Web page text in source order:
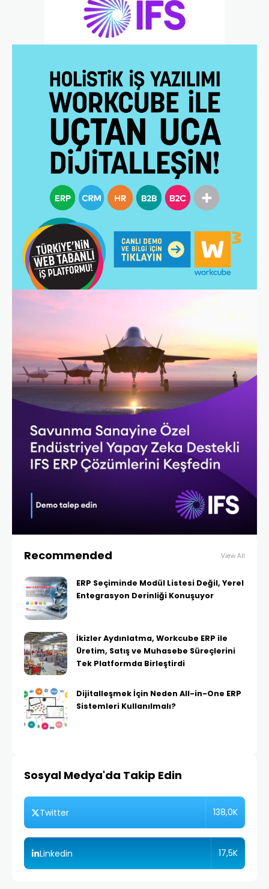
Recommended View All
ERP Seçiminde Modül Listesi Değil, Yerel
Entegrasyon Derinliği Konuşuyor
İkizler Aydınlatma, Workcube ERP ile
Üretim, Satış ve Muhasebe Süreçlerini
Tek Platformda Birleştirdi
Dijitalleşmek İçin Neden All-in-One ERP
Sistemleri Kullanılmalı?
Sosyal Medya'da Takip Edin
Twitter 138,0K
Linkedin 17,5K